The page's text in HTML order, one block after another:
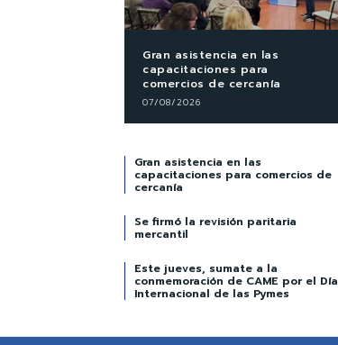
Gran asistencia en las
capacitaciones para
comercios de cercanía
07/08/2026
Gran asistencia en las
capacitaciones para comercios de
cercanía
Se firmó la revisión paritaria
mercantil
Este jueves, sumate a la
conmemoración de CAME por el Día
Internacional de las Pymes